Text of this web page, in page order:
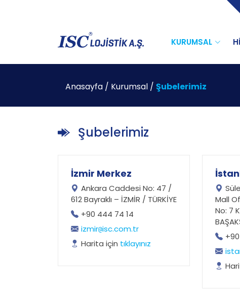
KURUMSAL
Anasayfa / Kurumsal / Şubelerimiz
Şubelerimiz
İzmir Merkez
Ankara Caddesi No: 47 /
612 Bayraklı – İZMİR / TÜRKİYE
+90 444 74 14
izmir@isc.com.tr
Harita için tıklayınız
Mall
No: 7